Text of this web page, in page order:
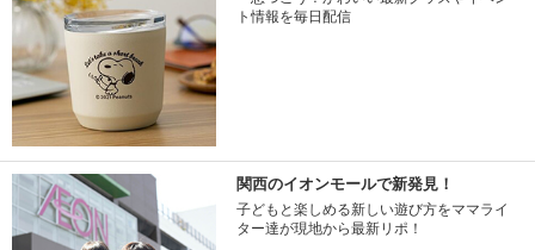
ト情報を毎日配信
関西のイオンモールで新発見！
子どもと楽しめる新しい遊び方をママライ
ター達が現地から最新リポ！